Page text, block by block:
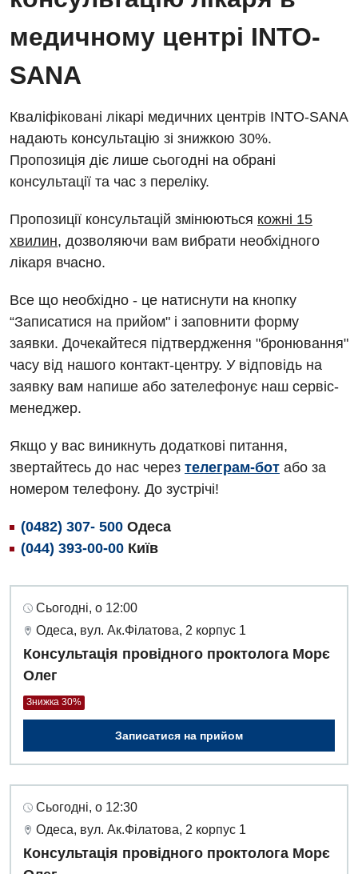
медичному центрі INTO-
SANA
Кваліфіковані лікарі медичних центрів INTO-SANA
надають консультацію зі знижкою 30%.
Пропозиція діє лише сьогодні на обрані
консультації та час з переліку.
Пропозиції консультацій змінюються кожні 15
хвилин, дозволяючи вам вибрати необхідного
лікаря вчасно.
Все що необхідно - це натиснути на кнопку
“Записатися на прийом" і заповнити форму
заявки. Дочекайтеся підтвердження "бронювання"
часу від нашого контакт-центру. У відповідь на
заявку вам напише або зателефонує наш сервіс-
менеджер.
Якщо у вас виникнуть додаткові питання,
звертайтесь до нас через телеграм-бот або за
номером телефону. До зустрічі!
(0482) 307- 500 Одеса
(044) 393-00-00 Київ
Сьогодні, о 12:00
Одеса, вул. Ак.Філатова, 2 корпус 1
Консультація провідного проктолога Морє
Олег
Знижка 30%
Записатися на прийом
Сьогодні, о 12:30
Одеса, вул. Ак.Філатова, 2 корпус 1
Консультація провідного проктолога Морє